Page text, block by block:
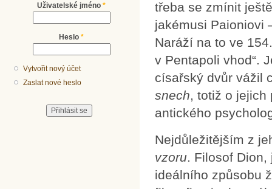
Uživatelské jméno *
Heslo *
Vytvořit nový účet
Zaslat nové heslo
třeba se zmínit
jakémusi Paioniovi
Naráží na to ve
v Pentapoli vhod“.
císařský dvůr vážil
snech, totiž o jejich
antického
Nejdůležitějším z
vzoru. Filosof
ideálního způsobu